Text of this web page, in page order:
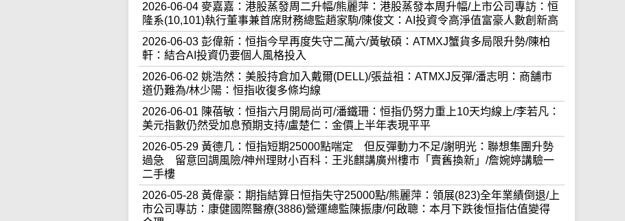
2026-06-04 麥嘉嘉：港股蒸發周二升幅/熊麗萍：港股蒸發本周升幅/上市公司專訪：恒
隆系(10,101)執行董事兼首席財務總監趙家駒/陳俊文：AI投資令高淨值富豪人數創新高
2026-06-03 彭偉新：恒指今早再度失守二萬六/黃敏碩：ATMXJ蟹貨多局限升勢/陳柏
軒：結合AI投資仍要個人風格投入
2026-06-02 姚浩然：美股持倉加入戴爾(DELL)/張益祖：ATMXJ反彈/潘志明：商舗市
道仍難為/林少陽：恒指收復多條均線
2026-06-01 陳蓓敏：恒指六月開局尚可/潘鐵珊：恒指仍努力重上10天均線上/李若凡：
美元指數仍然受加息預期支持/盧楚仁：金價上半年表現平平
2026-05-29 黃德几：恒指短期25000點喘定 但反彈動力不足/謝明光：聯想集團升勢
過急 留意回調風險/神州理財小百科：王兆麒講廣州樓市「賣舊換新」/詹婉婷講驗一
二手樓
2026-05-28 黃偉豪：期指結算日恒指失守25000點/熊麗萍：領展(823)全年業績倒退/上
市公司專訪：康健國際醫療(3886)營運總監陳振康/何啟聰：本月下跌後恒指估值變得